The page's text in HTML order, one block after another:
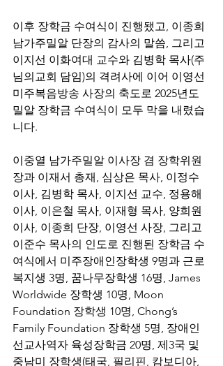
이후 장학금 수여식이 진행됐고, 이종희
남가주밀알 단장의 감사의 말씀, 그리고
이지선 이화여대 교수와 김병학 목사(주
님의교회 담임)의 격려사에 이어 이영선
미주복음방송 사장의 축도로 2025년도
밀알 장학금 수여식이 모두 막을 내렸습
니다.
이중열 남가주밀알 이사장 겸 장학위원
장과 이재서 총재, 심상은 목사, 이정수
이사, 김병학 목사, 이지선 교수, 정용해
이사, 이은철 목사, 이재형 목사, 양희원
이사, 이종희 단장, 이영선 사장, 그리고
이준수 목사의 인도로 진행된 장학금 수
여식에서 미주장애인장학생 9명과 근로
복지생 3명, 꿈나무장학생 16명, James
Worldwide 장학생 10명, Moon
Foundation 장학생 10명, Chong’s
Family Foundation 장학생 5명, 장애인
선교사역자 육성장학금 20명, 제3국 및
중남미 장학생(태국, 필리핀, 캄보디아,